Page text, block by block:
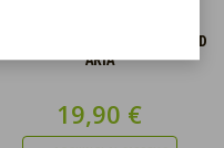
CARTA FORNO PER FRIGGITRICI AD
ARIA
19,90 €